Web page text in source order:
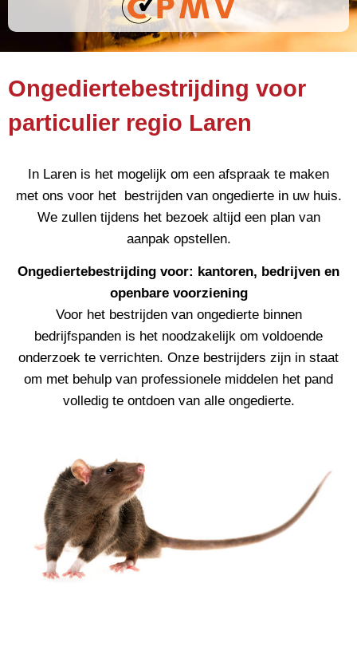
Ongediertebestrijding voor
particulier regio Laren
In Laren is het mogelijk om een afspraak te maken
met ons voor het bestrijden van ongedierte in uw huis.
We zullen tijdens het bezoek altijd een plan van
aanpak opstellen.
Ongediertebestrijding voor: kantoren, bedrijven en
openbare voorziening
Voor het bestrijden van ongedierte binnen
bedrijfspanden is het noodzakelijk om voldoende
onderzoek te verrichten. Onze bestrijders zijn in staat
om met behulp van professionele middelen het pand
volledig te ontdoen van alle ongedierte.